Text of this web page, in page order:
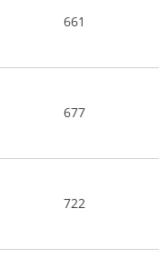
661
677
722